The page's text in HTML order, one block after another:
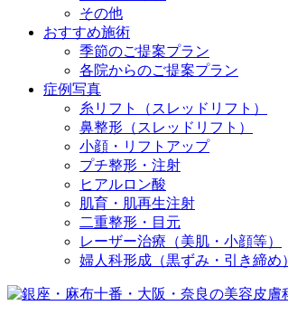
その他
おすすめ施術
季節のご提案プラン
各院からのご提案プラン
症例写真
糸リフト（スレッドリフト）
鼻整形（スレッドリフト）
小顔・リフトアップ
プチ整形・注射
ヒアルロン酸
肌育・肌再生注射
二重整形・目元
レーザー治療（美肌・小顔等）
婦人科形成（黒ずみ・引き締め）